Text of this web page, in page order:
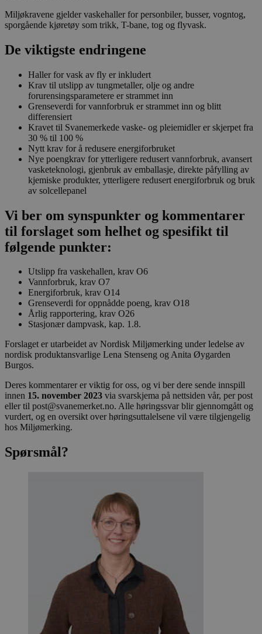
Miljøkravene gjelder vaskehaller for personbiler, busser, vogntog,
sporgående kjøretøy som trikk, T-bane, tog og flyvask.
De viktigste endringene
Haller for vask av fly er inkludert
Krav til utslipp av tungmetaller, olje og andre
forurensingsparametere er strammet inn
Grenseverdi for vannforbruk er strammet inn og blitt
differensiert
Kravet til Svanemerkede vaske- og pleiemidler er skjerpet fra
30 % til 100 %
Nytt krav for å redusere energiforbruket
Nye poengkrav for ytterligere redusert vannforbruk, avansert
vasketeknologi, gjenbruk av emballasje, direkte påfylling av
kjemiske produkter, ytterligere redusert energiforbruk og bruk
av solcellepanel
Vi ber om synspunkter og kommentarer
til forslaget som helhet og spesifikt til
følgende punkter:
Utslipp fra vaskehallen, krav O6
Vannforbruk, krav O7
Energiforbruk, krav O14
Grenseverdi for oppnådde poeng, krav O18
Årlig rapportering, krav O26
Stasjonær dampvask, kap. 1.8.
Forslaget er utarbeidet av Nordisk Miljømerking under ledelse av
nordisk produktansvarlige Lena Stenseng og Anita Øygarden
Burgos.
Deres kommentarer er viktig for oss, og vi ber dere sende innspill
innen 15. november 2023 via svarskjema på nettsiden vår, per post
eller til post@svanemerket.no. Alle høringssvar blir gjennomgått og
vurdert, og en oversikt over høringsuttalelsene vil være tilgjengelig
hos Miljømerking.
Spørsmål?